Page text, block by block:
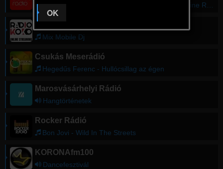
Janelle Mone - Make Me Feel (EDX Dubai Skyline Remix)
Mix Mobile Dj
Csukás Meserádió
Hegedűs Ferenc - Hullócsillag az égen
Marosvásárhelyi Rádió
Hangtörténetek
Rocker Rádió
Bon Jovi - Wild In The Streets
KORONAfm100
Dancefesztivál
OK